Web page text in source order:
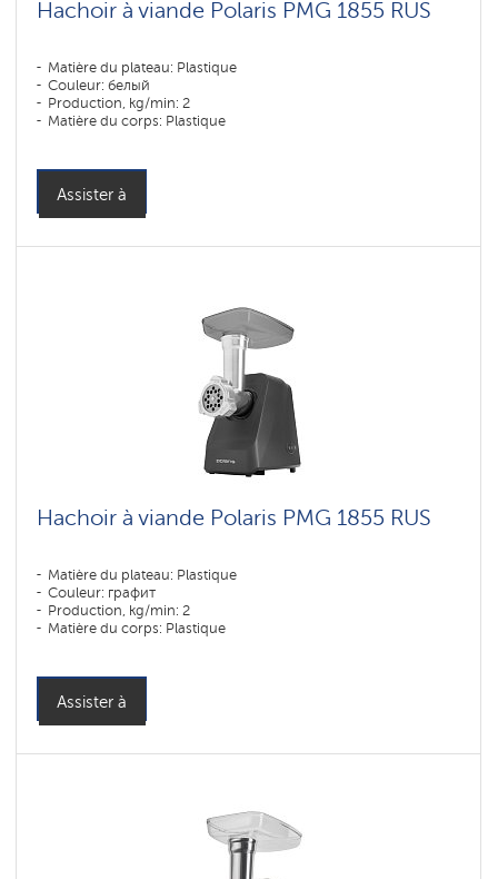
Hachoir à viande Polaris PMG 1855 RUS
Matière du plateau: Plastique
Couleur: белый
Production, kg/min: 2
Matière du corps: Plastique
Assister à
Hachoir à viande Polaris PMG 1855 RUS
Matière du plateau: Plastique
Couleur: графит
Production, kg/min: 2
Matière du corps: Plastique
Assister à